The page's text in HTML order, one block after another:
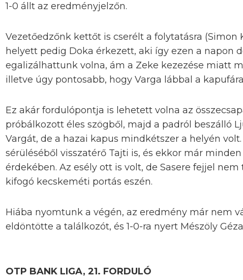
1-0 állt az eredményjelzőn.
Vezetőedzőnk kettőt is cserélt a folytatásra
helyett pedig Doka érkezett, aki így ezen a napon
egalizálhattunk volna, ám a Zeke kezezése miatt
illetve úgy pontosabb, hogy Varga lábbal a
Ez akár fordulópontja is lehetett volna az
próbálkozott éles szögből, majd a padról beszálló
Vargát, de a hazai kapus mindkétszer a helyén
sérüléséből visszatérő Tajti is, és ekkor már
érdekében. Az esély ott is volt, de Sasere fejjel
kifogó kecskeméti portás eszén.
Hiába nyomtunk a végén, az eredmény már nem
eldöntötte a találkozót, és 1-0-ra nyert Mészöly
OTP BANK LIGA, 21. FORDULÓ